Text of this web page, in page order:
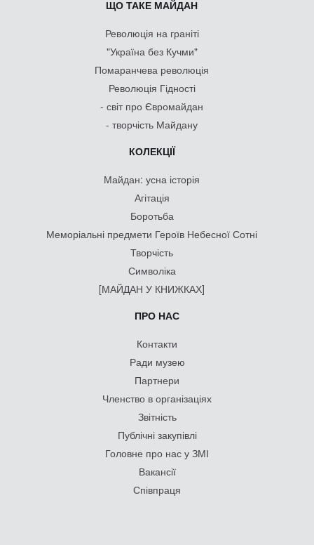
ЩО ТАКЕ МАЙДАН
Революція на граніті
"Україна без Кучми"
Помаранчева революція
Революція Гідності
- світ про Євромайдан
- творчість Майдану
КОЛЕКЦІЇ
Майдан: усна історія
Агітація
Боротьба
Меморіальні предмети Героїв Небесної Сотні
Творчість
Символіка
[МАЙДАН У КНИЖКАХ]
ПРО НАС
Контакти
Ради музею
Партнери
Членство в організаціях
Звітність
Публічні закупівлі
Головне про нас у ЗМІ
Вакансії
Співпраця